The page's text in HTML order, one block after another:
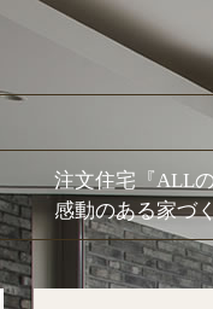
注文住宅『ALL
感動のある家づ